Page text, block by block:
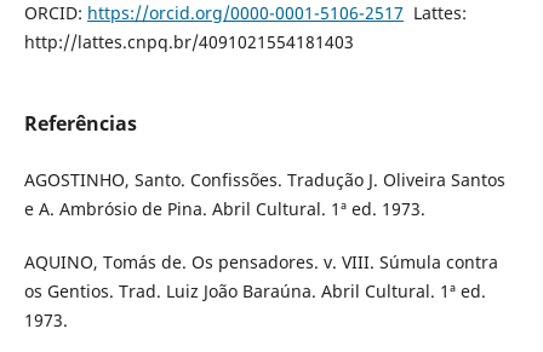
ORCID: https://orcid.org/0000-0001-5106-2517 Lattes:
http://lattes.cnpq.br/4091021554181403
Referências
AGOSTINHO, Santo. Confissões. Tradução J. Oliveira Santos
e A. Ambrósio de Pina. Abril Cultural. 1ª ed. 1973.
AQUINO, Tomás de. Os pensadores. v. VIII. Súmula contra
os Gentios. Trad. Luiz João Baraúna. Abril Cultural. 1ª ed.
1973.